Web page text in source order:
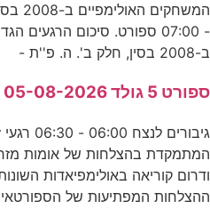
- 07:00 ספורט. סיכום
ב-2008 בסין, חלק ב'. ה. פ''ת -
ספורט 5 גולד 05-08-2026
המתמקדת בהצלחות של אומות
ההצלחות המפתיעות של